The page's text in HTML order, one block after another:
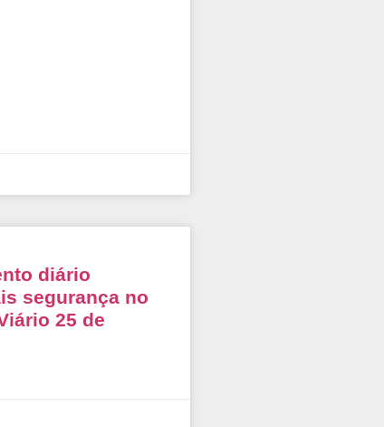
diário
segurança no
25 de